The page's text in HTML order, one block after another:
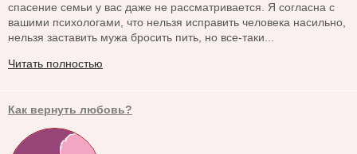
спасение семьи у вас даже не рассматривается. Я согласна с
вашими психологами, что нельзя исправить человека насильно,
нельзя заставить мужа бросить пить, но все-таки...
Читать полностью
Как вернуть любовь?